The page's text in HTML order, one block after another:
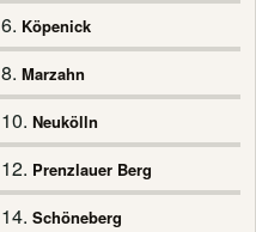
6. Köpenick
8. Marzahn
10. Neukölln
12. Prenzlauer Berg
14. Schöneberg